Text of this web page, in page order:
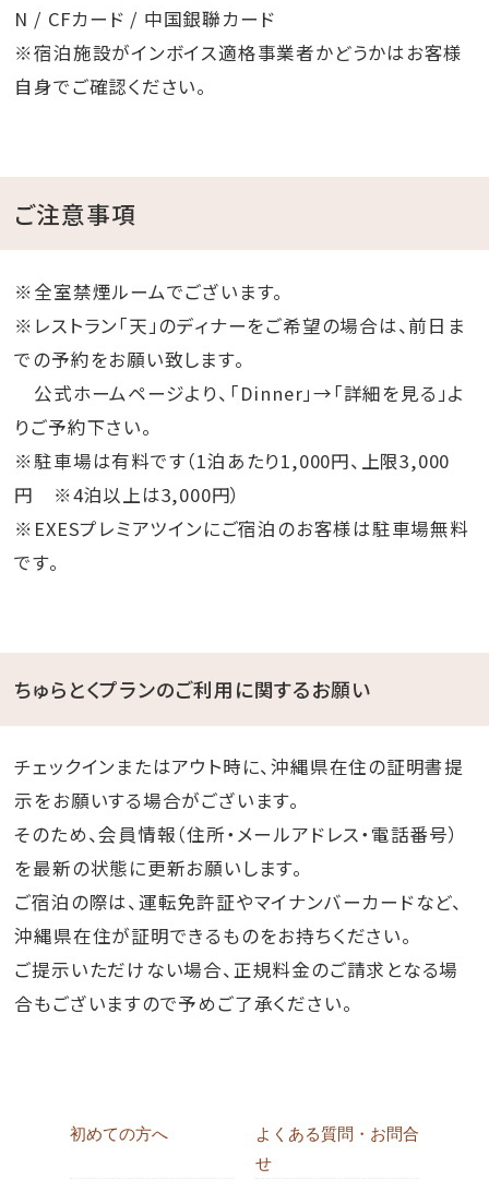
N / CFカード / 中国銀聯カード
※宿泊施設がインボイス適格事業者かどうかはお客様
自身でご確認ください。
ご注意事項
※全室禁煙ルームでございます。
※レストラン「天」のディナーをご希望の場合は、前日ま
での予約をお願い致します。
公式ホームページより、「Dinner」→「詳細を見る」よ
りご予約下さい。
※駐車場は有料です（1泊あたり1,000円、上限3,000
円 ※4泊以上は3,000円）
※EXESプレミアツインにご宿泊のお客様は駐車場無料
です。
ちゅらとくプランのご利用に関するお願い
チェックインまたはアウト時に、沖縄県在住の証明書提
示をお願いする場合がございます。
そのため、会員情報（住所・メールアドレス・電話番号）
を最新の状態に更新お願いします。
ご宿泊の際は、運転免許証やマイナンバーカードなど、
沖縄県在住が証明できるものをお持ちください。
ご提示いただけない場合、正規料金のご請求となる場
合もございますので予めご了承ください。
初めての方へ
よくある質問・お問合
せ